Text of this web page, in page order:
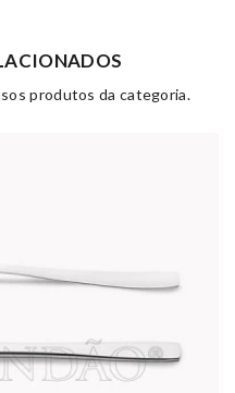
produtos da categoria.